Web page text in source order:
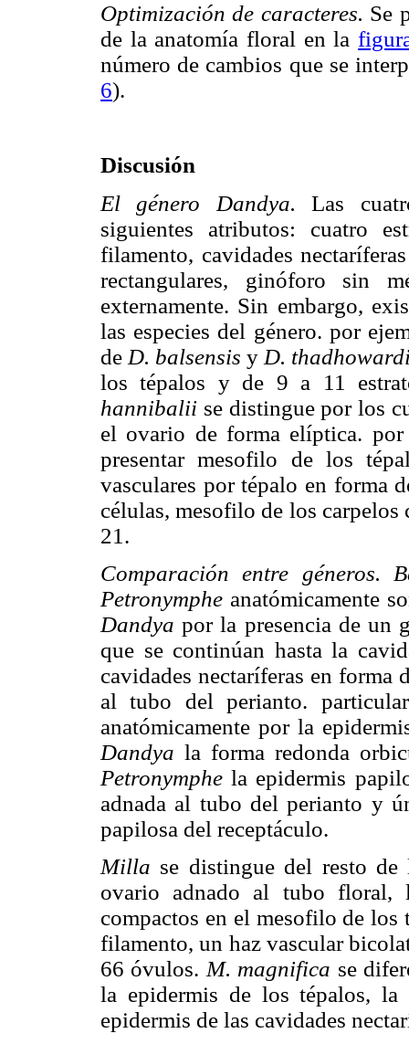
Optimización de caracteres. Se
de la anatomía floral en la
número de cambios que se
6).
Discusión
El género Dandya.Las
siguientes atributos: cuatro
filamento, cavidades
rectangulares, ginóforo sin
externamente. Sin embargo,
las especies del género. por
de D. balsensisy D.
los tépalos y de 9 a 11
hannibalii se distingue por los
el ovario de forma elíptica.
presentar mesofilo de los
vasculares por tépalo en forma
células, mesofilo de los
21.
Comparación entre géneros.
Petronymphe anatómicamente
Dandyapor la presencia de un
que se continúan hasta la
cavidades nectaríferas en
al tubo del perianto.
anatómicamente por la
Dandyala forma redonda
Petronymphela epidermis
adnada al tubo del perianto y
papilosa del receptáculo.
Milla se distingue del resto
ovario adnado al tubo floral,
compactos en el mesofilo de los
filamento, un haz vascular
66 óvulos. M. magnifica se
la epidermis de los tépalos,
epidermis de las cavidades